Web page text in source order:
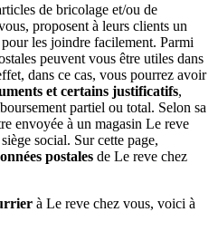
de bricolage et/ou de
proposent à leurs clients un
les joindre facilement. Parmi
peuvent vous être utiles dans
dans ce cas, vous pourrez avoir
et certains justificatifs,
partiel ou total. Selon sa
envoyée à un magasin Le reve
social. Sur cette page,
postales de Le reve chez
à Le reve chez vous, voici à